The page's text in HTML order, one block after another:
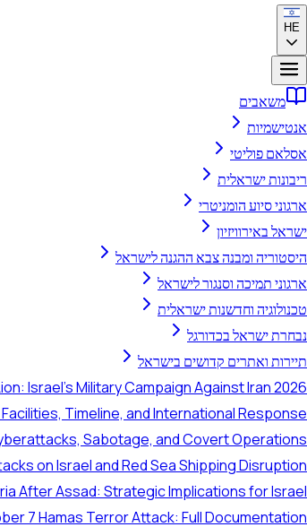
HE
משאבים
אנטישמיות
אסלאם פוליטי
ריבונות ישראלית
ארגוני סיוע הומניטרי
ישראל באירוויזיון
היסטוריה ומבנה צבא ההגנה לישראל
ארגוני תמיכה וסנגור לישראל
טכנולוגיה וחדשנות ישראלית
נבחרת ישראל בכדורגל
תיירות ואתרים קדושים בישראל
Israel's Military Campaign Against Iran 2026
Timeline, and International Response
Sabotage, and Covert Operations
on Israel and Red Sea Shipping Disruption
After Assad: Strategic Implications for Israel
7 Hamas Terror Attack: Full Documentation